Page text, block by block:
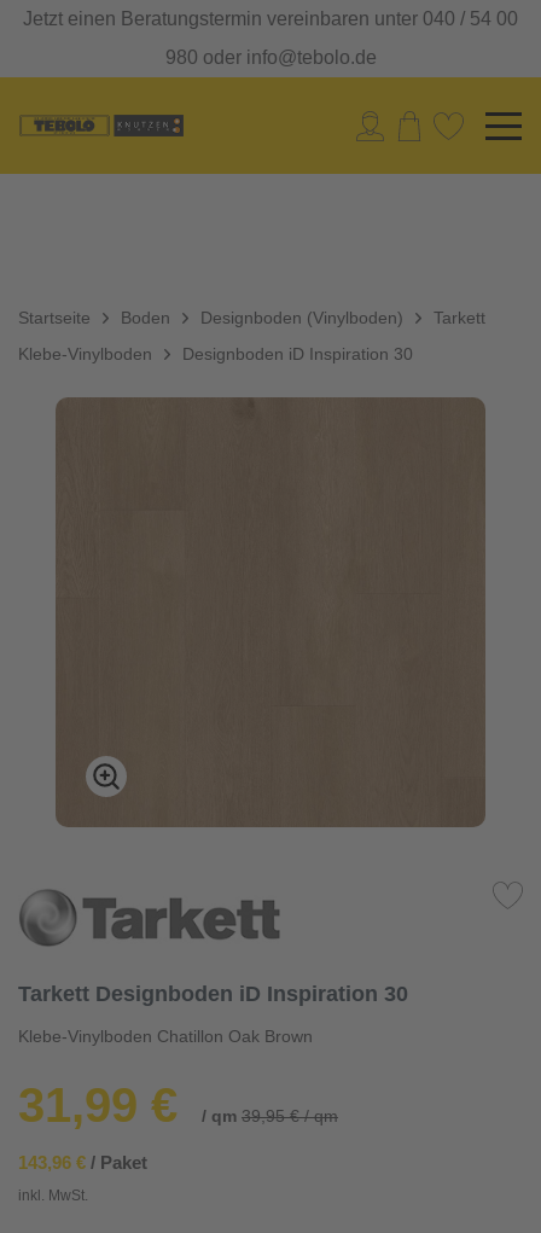
Jetzt einen Beratungstermin vereinbaren unter 040 / 54 00
980 oder info@tebolo.de
Startseite Boden
Designboden (Vinylboden)
Klebe-Vinylboden
Tarkett
Designboden iD Inspiration 30
Tarkett Designboden iD Inspiration 30
Klebe-Vinylboden Chatillon Oak Brown
31,99 € / qm 39,95 € / qm
143,96 € / Paket
inkl. MwSt.